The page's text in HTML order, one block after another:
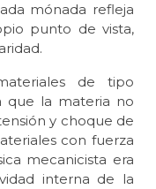
mónada refleja
punto de vista,
de tipo
que la materia no
y choque de
con fuerza
mecanicista era
interna de la